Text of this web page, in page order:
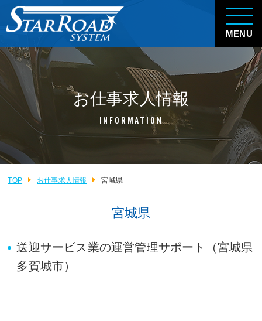
MENU
お仕事求人情報
INFORMATION
TOP お仕事求人情報 宮城県
宮城県
送迎サービス業の運営管理サポート（宮城県
多賀城市）